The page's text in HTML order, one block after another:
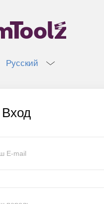
Русский
Вход